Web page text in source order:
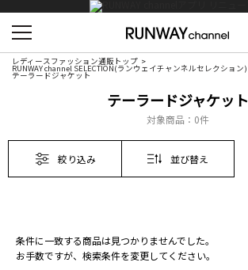
レディースファッション通販トップ
RUNWAY channel SELECTION(ランウェイチャンネルセレクション)
テーラードジャケット
テーラードジャケット
対象商品： 0件
絞り込み 並び替え
条件に一致する商品は見つかりませんでした。
お手数ですが、検索条件を変更してください。